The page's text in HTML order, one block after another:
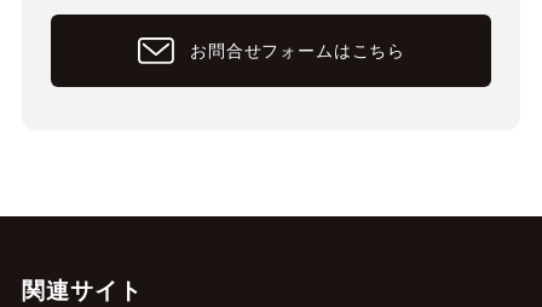
お問合せフォームはこちら
関連サイト